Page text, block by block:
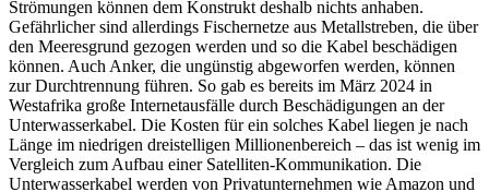
Strömungen können dem Konstrukt deshalb nichts anhaben.
Gefährlicher sind allerdings Fischernetze aus Metallstreben, die über
den Meeresgrund gezogen werden und so die Kabel beschädigen
können. Auch Anker, die ungünstig abgeworfen werden, können
zur Durchtrennung führen. So gab es bereits im März 2024 in
Westafrika große Internetausfälle durch Beschädigungen an der
Unterwasserkabel. Die Kosten für ein solches Kabel liegen je nach
Länge im niedrigen dreistelligen Millionenbereich – das ist wenig im
Vergleich zum Aufbau einer Satelliten-Kommunikation. Die
Unterwasserkabel werden von Privatunternehmen wie Amazon und